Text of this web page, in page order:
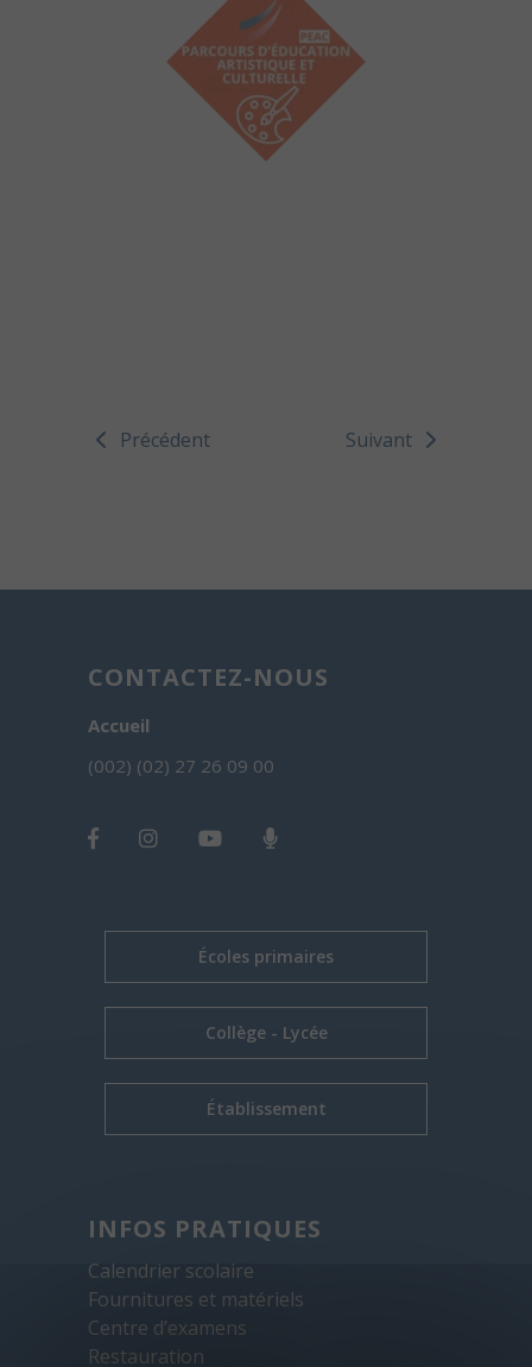
Précédent Suivant
CONTACTEZ-NOUS
Accueil
(002) (02) 27 26 09 00
Écoles primaires
Collège - Lycée
Établissement
INFOS PRATIQUES
Calendrier scolaire
Fournitures et matériels
Centre d’examens
Restauration